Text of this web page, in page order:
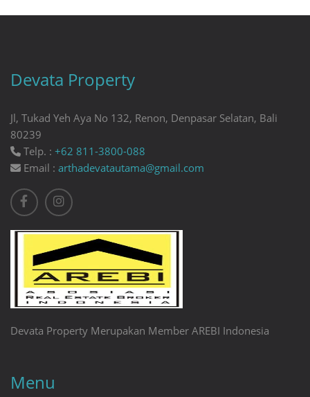
Devata Property
Jl, Tukad Yeh Aya No 132, Renon, Denpasar Selatan, Bali
80239
Telp. : +62 811-3800-088
Email : arthadevatautama@gmail.com
Devata Property Merupakan Member AREBI Indonesia
Menu